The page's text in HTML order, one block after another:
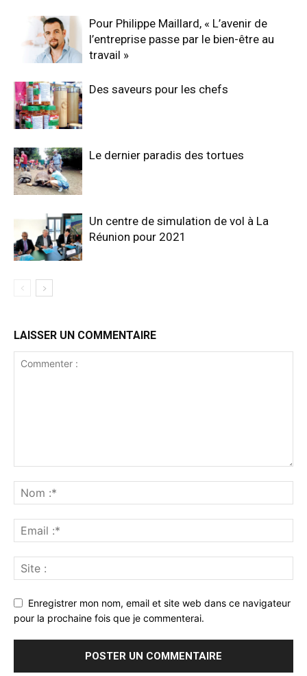
Pour Philippe Maillard, « L’avenir de
l’entreprise passe par le bien-être au
travail »
Des saveurs pour les chefs
Le dernier paradis des tortues
Un centre de simulation de vol à La
Réunion pour 2021
LAISSER UN COMMENTAIRE
Enregistrer mon nom, email et site web dans ce navigateur
pour la prochaine fois que je commenterai.